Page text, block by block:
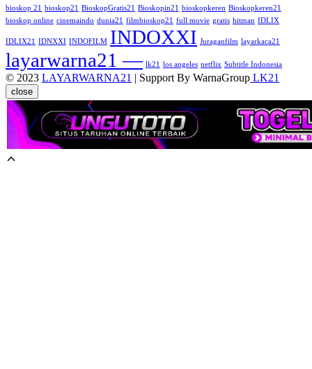
bioskop 21 bioskop21 BioskopGratis21 Bioskopin21 bioskopkeren Bioskopkeren21
bioskop online cinemaindo dunia21 filmbioskop21 full movie gratis hitman IDLIX
IDLIX21 IDNXXI INDOFILM INDOXXI Juraganfilm layarkaca21
layarwarna21 — lk21 los angeles netflix Subtitle Indonesia
© 2023 LAYARWARNA21 | Support By WarnaGroup LK21
close